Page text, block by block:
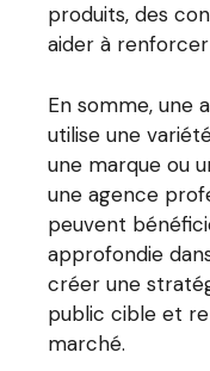
produits, des
aider à
En somme, une
utilise une
une marque ou
une agence
peuvent
approfondie
créer une
public cible et
marché.